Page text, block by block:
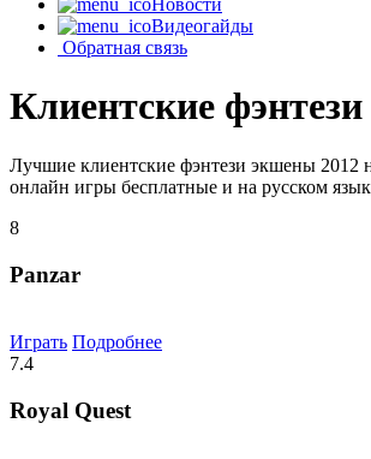
Новости
Видеогайды
Обратная связь
Клиентские
Лучшие клиентские фэнтези экшены 2012
онлайн игры бесплатные и на русском
8
Panzar
Играть Подробнее
7.4
Royal Quest